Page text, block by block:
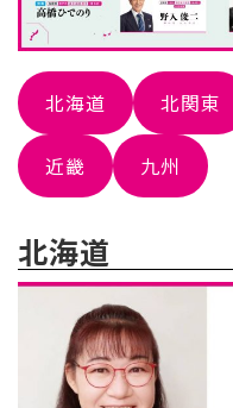
北海道 北関東
近畿 九州
北海道